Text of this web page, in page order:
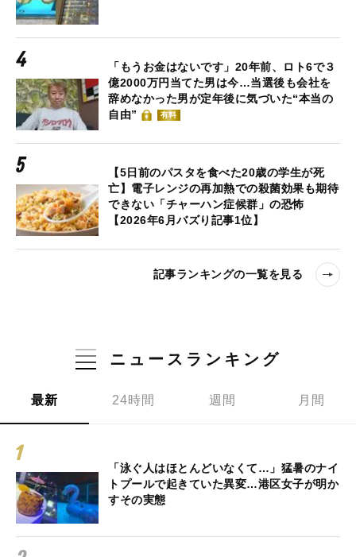
「もうお金はないです」20年前、ロト6で３
億2000万円当てた男は今…当選後も会社を
辞めなかった男が定年後に気づいた“本当の
自由”
有料
【5日前のパスタを食べた20歳の学生が死
亡】電子レンジの再加熱での殺菌効果も期待
できない「チャーハン症候群」の恐怖
【2026年6月バズり記事1位】
記事ランキングの一覧を見る
ニュースランキング
最新 24時間 週間 月間
「泳ぐ人はほとんどいなくて…」猛暑のナイ
トプールで起きていた異変…港区女子が明か
すその実態